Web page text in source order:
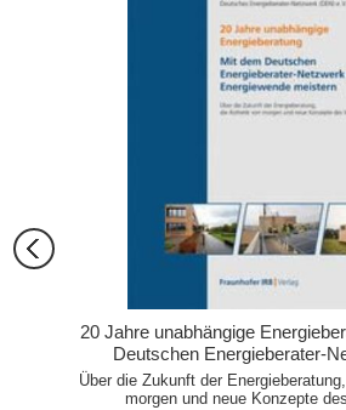
20 Jahre unabhängige
Deutschen Energieberater-
Energiewende
Über die Zukunft der
morgen und neue Konzepte